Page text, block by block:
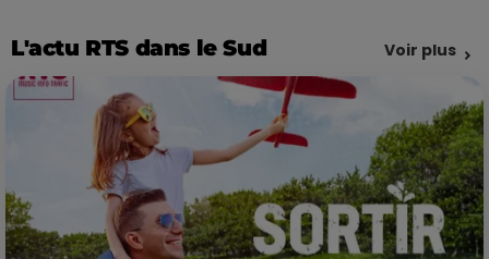
L'actu RTS dans le Sud Voir plus